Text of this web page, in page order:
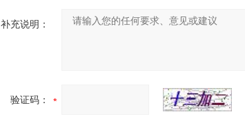
补充说明：
验证码：